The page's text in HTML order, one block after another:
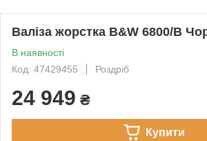
Валіза жорстка B&W 6800/B
В наявності
Код: 47429455
Роздріб
24 949 ₴
Купити